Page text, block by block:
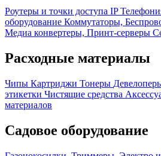
Роутеры и точки доступа IP
оборудование Коммутаторы,
Медиа конвертеры, Принт-серверы
Расходные материалы
Чипы Картриджи Тонеры
этикетки Чистящие средства
материалов
Садовое оборудование